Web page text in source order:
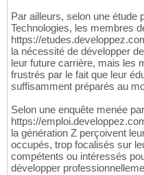
Par ailleurs, selon une étude
Technologies, les membres
https://
la nécessité de développer
leur future carrière, mais les
frustrés par le fait que leur
suffisamment préparés au
Selon une enquête menée
https://
la génération Z perçoivent
occupés, trop focalisés sur
compétents ou intéressés
développer